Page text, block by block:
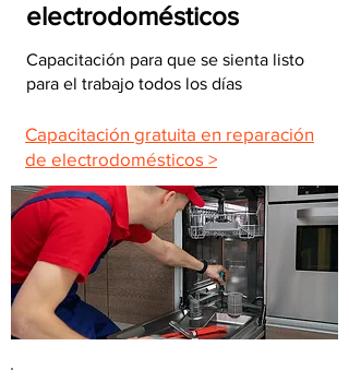
electrodomésticos
Capacitación para que se sienta listo
para el trabajo todos los días
Capacitación gratuita en reparación
de electrodomésticos >